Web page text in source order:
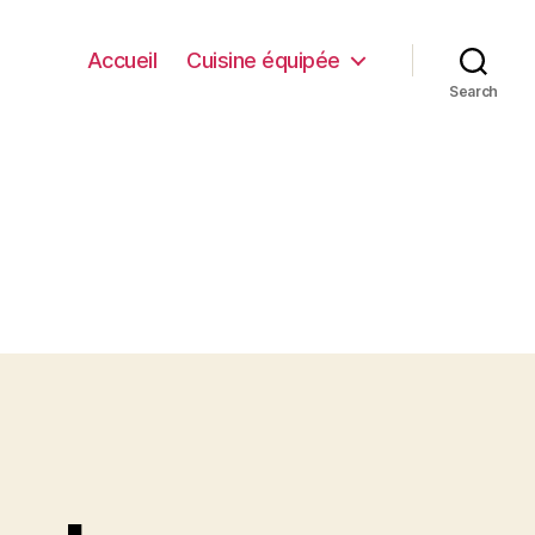
Accueil Cuisine équipée
Search